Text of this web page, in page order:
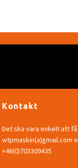
Kontakt
Det ska vara enkelt att
wtpmaskin(a)gmail.com
+46(0)703309435